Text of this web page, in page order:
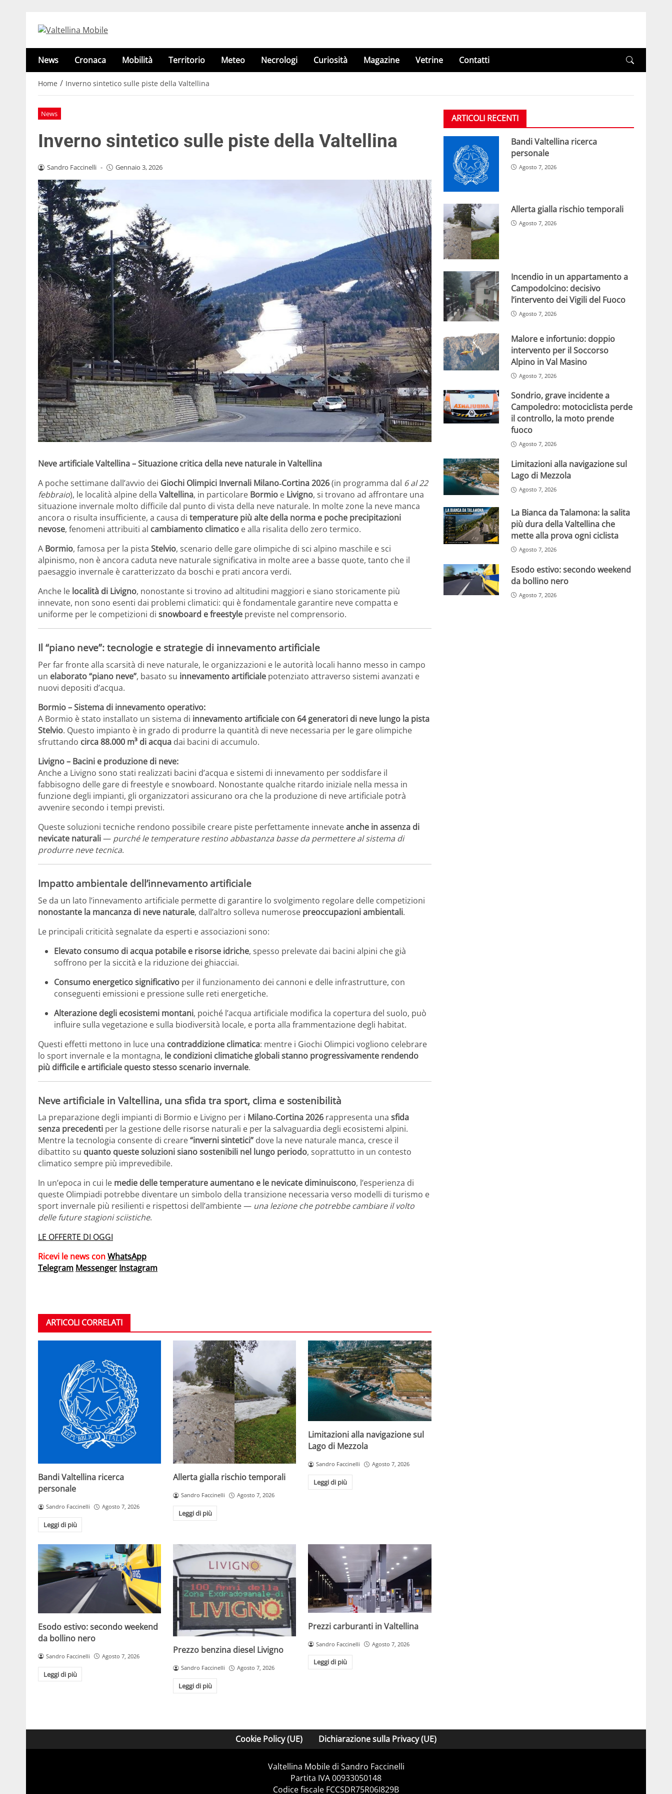
News Cronaca Mobilità Territorio Meteo Necrologi Curiosità Magazine Vetrine Contatti
Home / Inverno sintetico sulle piste della Valtellina
News
Inverno sintetico sulle piste della Valtellina
Sandro Faccinelli - Gennaio 3, 2026
Neve artificiale Valtellina – Situazione critica della neve naturale in Valtellina
A poche settimane dall’avvio dei Giochi Olimpici Invernali Milano‑Cortina 2026(in programma dal 6 al 22
febbraio), le località alpine della Valtellina, in particolare Bormio e Livigno, si trovano ad affrontare una
situazione invernale molto difficile dal punto di vista della neve naturale. In molte zone la neve manca
ancora o risulta insufficiente, a causa di temperature più alte della norma e poche precipitazioni
nevose, fenomeni attribuiti al cambiamento climatico e alla risalita dello zero termico.
A Bormio, famosa per la pista Stelvio, scenario delle gare olimpiche di sci alpino maschile e sci
alpinismo, non è ancora caduta neve naturale significativa in molte aree a basse quote, tanto che il
paesaggio invernale è caratterizzato da boschi e prati ancora verdi.
Anche le località di Livigno, nonostante si trovino ad altitudini maggiori e siano storicamente più
innevate, non sono esenti dai problemi climatici: qui è fondamentale garantire neve compatta e
uniforme per le competizioni di snowboard e freestyle previste nel comprensorio.
Il “piano neve”: tecnologie e strategie di innevamento artificiale
Per far fronte alla scarsità di neve naturale, le organizzazioni e le autorità locali hanno messo in campo
un elaborato “piano neve”, basato su innevamento artificiale potenziato attraverso sistemi avanzati e
nuovi depositi d’acqua.
Bormio – Sistema di innevamento operativo:
A Bormio è stato installato un sistema di innevamento artificiale con 64 generatori di neve lungo la pista
Stelvio. Questo impianto è in grado di produrre la quantità di neve necessaria per le gare olimpiche
sfruttando circa 88.000 m³ di acqua dai bacini di accumulo.
Livigno – Bacini e produzione di neve:
Anche a Livigno sono stati realizzati bacini d’acqua e sistemi di innevamento per soddisfare il
fabbisogno delle gare di freestyle e snowboard. Nonostante qualche ritardo iniziale nella messa in
funzione degli impianti, gli organizzatori assicurano ora che la produzione di neve artificiale potrà
avvenire secondo i tempi previsti.
Queste soluzioni tecniche rendono possibile creare piste perfettamente innevateanche in assenza di
nevicate naturali— purché le temperature restino abbastanza basse da permettere al sistema di
produrre neve tecnica.
Impatto ambientale dell’innevamento artificiale
Se da un lato l’innevamento artificiale permette di garantire lo svolgimento regolare delle competizioni
nonostante la mancanza di neve naturale, dall’altro solleva numerose preoccupazioni ambientali.
Le principali criticità segnalate da esperti e associazioni sono:
Elevato consumo di acqua potabile e risorse idriche, spesso prelevate dai bacini alpini che già
soffrono per la siccità e la riduzione dei ghiacciai.
Consumo energetico significativo per il funzionamento dei cannoni e delle infrastrutture, con
conseguenti emissioni e pressione sulle reti energetiche.
Alterazione degli ecosistemi montani, poiché l’acqua artificiale modifica la copertura del suolo, può
influire sulla vegetazione e sulla biodiversità locale, e porta alla frammentazione degli habitat.
Questi effetti mettono in luce una contraddizione climatica: mentre i Giochi Olimpici vogliono celebrare
lo sport invernale e la montagna, le condizioni climatiche globali stanno progressivamente rendendo
più difficile e artificiale questo stesso scenario invernale.
Neve artificiale in Valtellina, una sfida tra sport, clima e sostenibilità
La preparazione degli impianti di Bormio e Livigno per i Milano‑Cortina 2026 rappresenta una sfida
senza precedenti per la gestione delle risorse naturali e per la salvaguardia degli ecosistemi alpini.
Mentre la tecnologia consente di creare“inverni sintetici” dove la neve naturale manca, cresce il
dibattito su quanto queste soluzioni siano sostenibili nel lungo periodo, soprattutto in un contesto
climatico sempre più imprevedibile.
In un’epoca in cui le medie delle temperature aumentano e le nevicate diminuiscono, l’esperienza di
queste Olimpiadi potrebbe diventare un simbolo della transizione necessaria verso modelli di turismo e
sport invernale più resilienti e rispettosi dell’ambiente — una lezione che potrebbe cambiare il volto
delle future stagioni sciistiche.
LE OFFERTE DI OGGI
Ricevi le news conWhatsApp
Telegram Messenger Instagram
ARTICOLI CORRELATI
Bandi Valtellina ricerca
personale
Sandro Faccinelli Agosto 7, 2026
Leggi di più
Allerta gialla rischio temporali
Sandro Faccinelli Agosto 7, 2026
Leggi di più
Limitazioni alla navigazione sul
Lago di Mezzola
Sandro Faccinelli Agosto 7, 2026
Leggi di più
Esodo estivo: secondo weekend
da bollino nero
Sandro Faccinelli Agosto 7, 2026
Leggi di più
Prezzo benzina diesel Livigno
Sandro Faccinelli Agosto 7, 2026
Leggi di più
Prezzi carburanti in Valtellina
Sandro Faccinelli Agosto 7, 2026
Leggi di più
ARTICOLI RECENTI
Bandi Valtellina ricerca
personale
Agosto 7, 2026
Allerta gialla rischio temporali
Agosto 7, 2026
Incendio in un appartamento a
Campodolcino: decisivo
l’intervento dei Vigili del Fuoco
Agosto 7, 2026
Malore e infortunio: doppio
intervento per il Soccorso
Alpino in Val Masino
Agosto 7, 2026
Sondrio, grave incidente a
Campoledro: motociclista perde
il controllo, la moto prende
fuoco
Agosto 7, 2026
Limitazioni alla navigazione sul
Lago di Mezzola
Agosto 7, 2026
La Bianca da Talamona: la salita
più dura della Valtellina che
mette alla prova ogni ciclista
Agosto 7, 2026
Esodo estivo: secondo weekend
da bollino nero
Agosto 7, 2026
Cookie Policy (UE) Dichiarazione sulla Privacy (UE)
Valtellina Mobile di Sandro Faccinelli
Partita IVA 00933050148
Codice fiscale FCCSDR75R06I829B